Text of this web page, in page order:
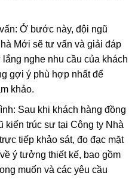
Ở bước này, đội ngũ
Mới sẽ tư vấn và giải đáp
nghe nhu cầu của khách
gợi ý phù hợp nhất để
khảo.
Sau khi khách hàng đồng
kiến trúc sư tại Công ty Nhà
tiếp khảo sát, đo đạc mặt
ý tưởng thiết kế, bao gồm
muốn và các yêu cầu